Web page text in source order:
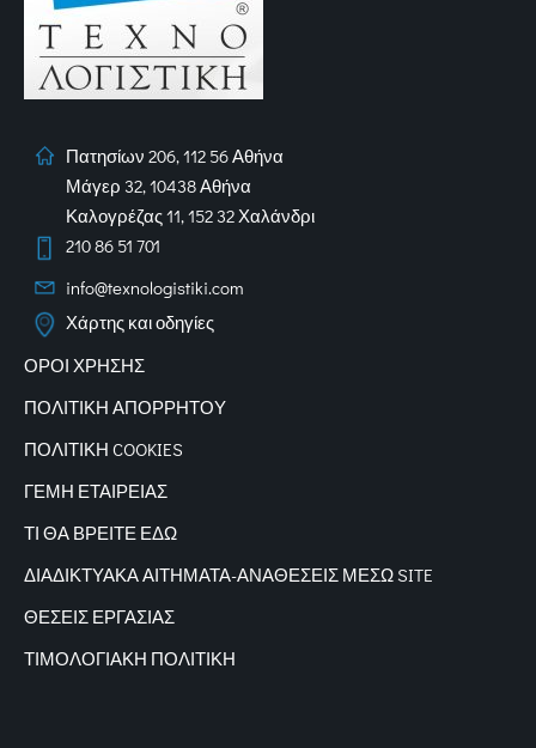
Πατησίων 206, 112 56 Αθήνα
Μάγερ 32, 10438 Αθήνα
Καλογρέζας 11, 152 32 Χαλάνδρι
210 86 51 701
info@texnologistiki.com
Χάρτης και οδηγίες
ΟΡΟΙ ΧΡΗΣΗΣ
ΠΟΛΙΤΙΚΗ ΑΠΟΡΡΗΤΟΥ
ΠΟΛΙΤΙΚΗ COOKIES
ΓΕΜΗ ΕΤΑΙΡΕΙΑΣ
ΤΙ ΘΑ ΒΡΕΙΤΕ ΕΔΩ
ΔΙΑΔΙΚΤΥΑΚΑΑΙΤΗΜΑΤΑ-ΑΝΑΘΕΣΕΙΣ ΜΕΣΩ SITE
ΘΕΣΕΙΣ ΕΡΓΑΣΙΑΣ
ΤΙΜΟΛΟΓΙΑΚΗ ΠΟΛΙΤΙΚΗ